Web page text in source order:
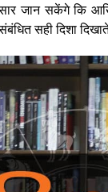
जान सकेंगे कि
सही दिशा दिखाते